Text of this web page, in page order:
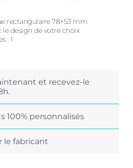
rectangulaire 78×53 mm
le design de votre choix
: 1
et recevez-le
100% personnalisés
le fabricant